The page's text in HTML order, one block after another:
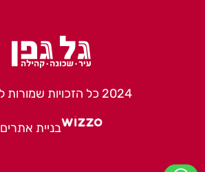
2024 כל הזכויות שמורות לגל גפן
בניית אתרים